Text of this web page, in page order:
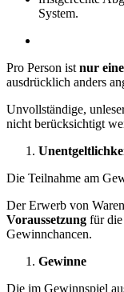
System.
Pro Person ist nur
ausdrücklich anders
Unvollständige,
nicht berücksichtigt
Die Teilnahme am
Der Erwerb von
Voraussetzung für
Gewinnchancen.
Gewinne
Die im Gewinnspiel